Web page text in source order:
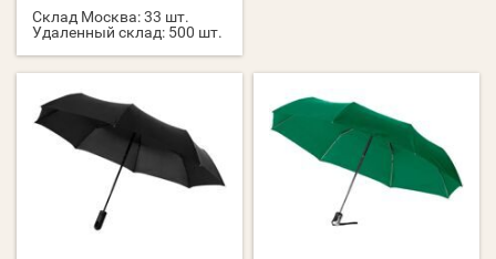
Склад Москва:33 шт.
Удаленный склад: 500 шт.